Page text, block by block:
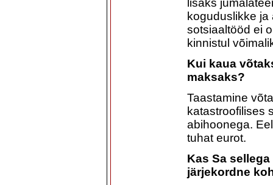
koguduslikke ja
sotsiaaltööd ei
kinnistul
Kui kaua
maksaks?
Taastamine
katastroofilises
abihoonega.
tuhat eurot.
Kas Sa
järjekordne